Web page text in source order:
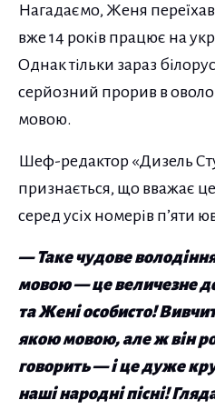
Нагадаємо, Женя
вже 14 років працює на
Однак тільки зараз
серйозний прорив в
мовою.
Шеф-редактор «Дизель
признається, що вважає
серед усіх номерів п’яти
— Таке чудове
мовою — це величезне
та Жені особисто!
якою мовою, але ж він
говорить — і це дуже
наші народні пісні!